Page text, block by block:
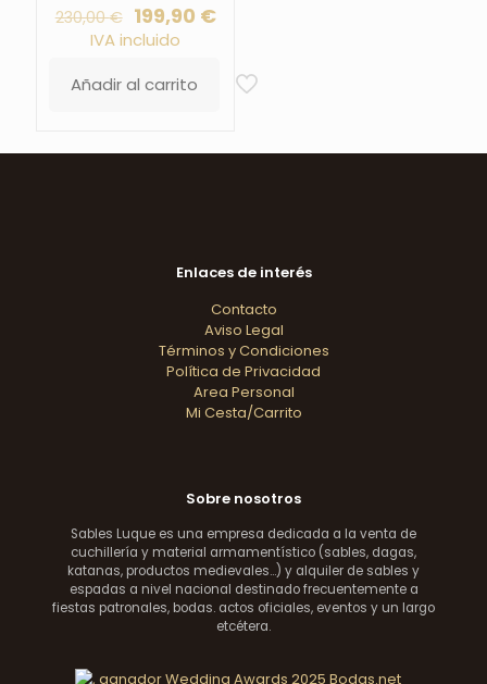
230,00€ El
precio
era:
230,00 €.
199,90 €El
es:
199,90 €.
IVA incluido
Añadir al carrito
Enlaces de interés
Contacto
Aviso Legal
Términos y Condiciones
Política de Privacidad
Area Personal
Mi Cesta/Carrito
Sobre nosotros
Sables Luque es una empresa dedicada a la venta de
cuchillería y material armamentístico (sables, dagas,
katanas, productos medievales...) y alquiler de sables y
espadas a nivel nacional destinado frecuentemente a
fiestas patronales, bodas. actos oficiales, eventos y un largo
etcétera.